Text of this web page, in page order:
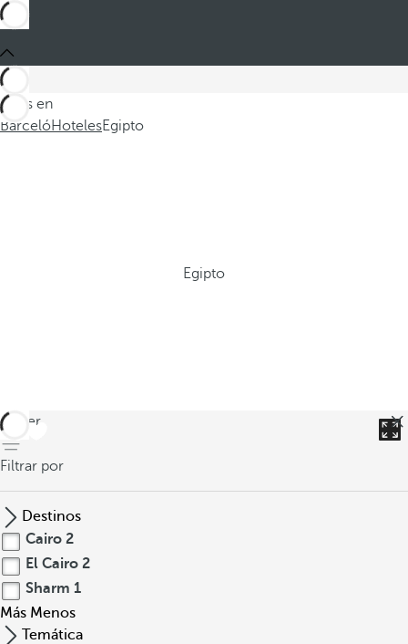
Estás en
BarcelóHotelesEgipto
Egipto
volver
Filtrar por
Destinos
Cairo 2
El Cairo 2
Sharm 1
Más Menos
Temática